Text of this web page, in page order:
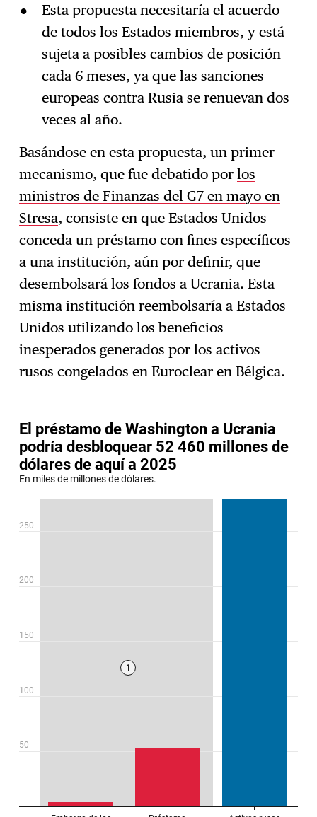
Esta propuesta necesitaría el acuerdo
de todos los Estados miembros, y está
sujeta a posibles cambios de posición
cada 6 meses, ya que las sanciones
europeas contra Rusia se renuevan dos
veces al año.
Basándose en esta propuesta, un primer
mecanismo, que fue debatido porlos
ministros de Finanzas del G7 en mayo en
Stresa, consiste en que Estados Unidos
conceda un préstamo con fines específicos
a una institución, aún por definir, que
desembolsará los fondos a Ucrania. Esta
misma institución reembolsaría a Estados
Unidos utilizando los beneficios
inesperados generados por los activos
rusos congelados en Euroclear en Bélgica.